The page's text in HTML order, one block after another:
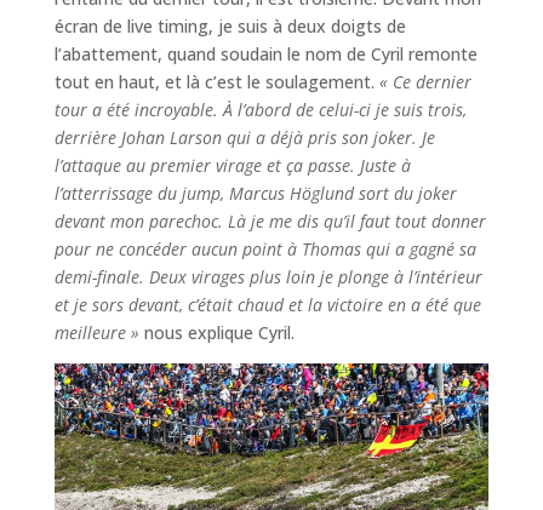
écran de live timing, je suis à deux doigts de
l’abattement, quand soudain le nom de Cyril remonte
tout en haut, et là c’est le soulagement. « Ce dernier
tour a été incroyable. À l’abord de celui-ci je suis trois,
derrière Johan Larson qui a déjà pris son joker. Je
l’attaque au premier virage et ça passe. Juste à
l’atterrissage du jump, Marcus Höglund sort du joker
devant mon parechoc. Là je me dis qu’il faut tout donner
pour ne concéder aucun point à Thomas qui a gagné sa
demi-finale. Deux virages plus loin je plonge à l’intérieur
et je sors devant, c’était chaud et la victoire en a été que
meilleure » nous explique Cyril.